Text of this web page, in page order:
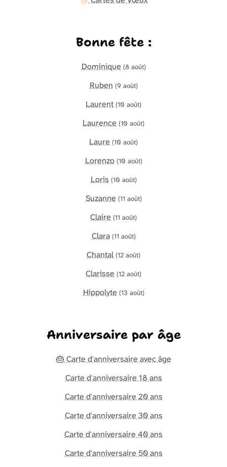
Bonne fête :
Dominique (8 août)
Ruben (9 août)
Laurent (10 août)
Laurence (10 août)
Laure (10 août)
Lorenzo (10 août)
Loris (10 août)
Suzanne (11 août)
Claire (11 août)
Clara (11 août)
Chantal (12 août)
Clarisse (12 août)
Hippolyte (13 août)
Anniversaire par âge
🎂 Carte d'anniversaire avec âge
Carte d'anniversaire 18 ans
Carte d'anniversaire 20 ans
Carte d'anniversaire 30 ans
Carte d'anniversaire 40 ans
Carte d'anniversaire 50 ans